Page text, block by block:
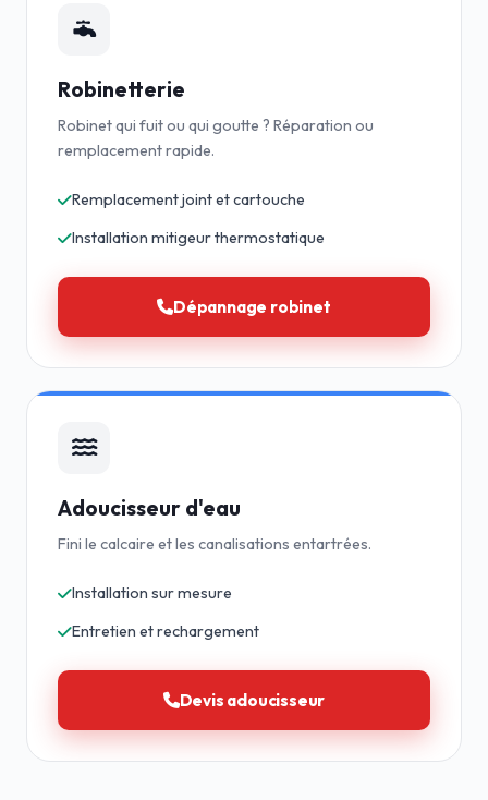
Robinetterie
Robinet qui fuit ou qui goutte ? Réparation ou
remplacement rapide.
Remplacement joint et cartouche
Installation mitigeur thermostatique
Dépannage robinet
Adoucisseur d'eau
Fini le calcaire et les canalisations entartrées.
Installation sur mesure
Entretien et rechargement
Devis adoucisseur